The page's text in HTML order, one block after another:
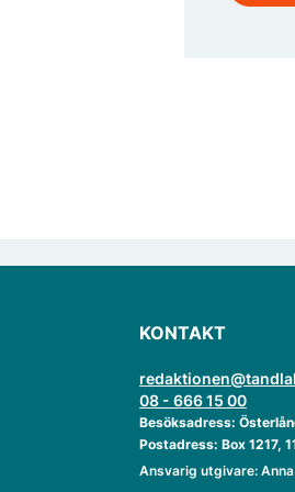
KONTAKT
08 - 666 15 00
Besöksadress:
Postadress: Box 1217,
Ansvarig utgivare: